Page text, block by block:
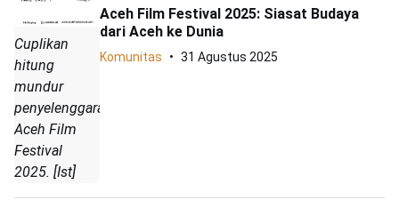
Cuplikan
hitung
mundur
penyelenggaran
Aceh Film
Festival
2025. [Ist]
Aceh Film Festival 2025: Siasat Budaya
dari Aceh ke Dunia
Komunitas 31 Agustus 2025